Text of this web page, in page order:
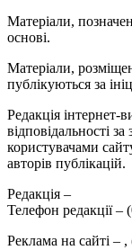
Матеріали,
основі.
Матеріали,
публікуються за
Редакція
відповідальності
користувачами
авторів публікацій.
Редакція –
Телефон редакції –
Реклама на сайті – ,